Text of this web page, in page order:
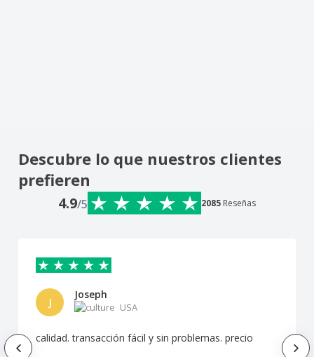
Descubre lo que nuestros clientes
prefieren
4.9/5 2085 Reseñas
J
Joseph
USA
calidad. transacción fácil y sin problemas. precio